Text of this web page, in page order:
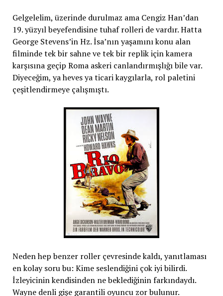
Gelgelelim, üzerinde durulmaz ama Cengiz Han’dan
19. yüzyıl beyefendisine tuhaf rolleri de vardır. Hatta
George Stevens’in Hz. İsa’nın yaşamını konu alan
filminde tek bir sahne ve tek bir replik için kamera
karşısına geçip Roma askeri canlandırmışlığı bile var.
Diyeceğim, ya heves ya ticari kaygılarla, rol paletini
çeşitlendirmeye çalışmıştı.
Neden hep benzer roller çevresinde kaldı, yanıtlaması
en kolay soru bu: Kime seslendiğini çok iyi bilirdi.
İzleyicinin kendisinden ne beklediğinin farkındaydı.
Wayne denli gişe garantili oyuncu zor bulunur.